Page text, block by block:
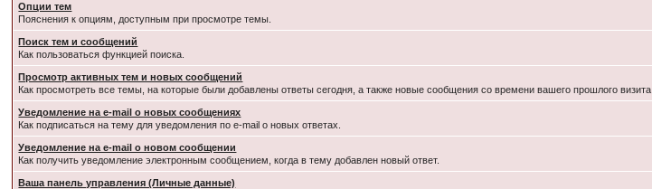
Опции тем
Пояснения к опциям, доступным при просмотре темы.
Поиск тем и сообщений
Как пользоваться функцией поиска.
Просмотр активных тем и новых сообщений
Как просмотреть все темы, на которые были добавлены ответы сегодня, а также новые сообщения со времени вашего прошлого визита.
Уведомление на e-mail о новых сообщениях
Как подписаться на тему для уведомления по e-mail о новых ответах.
Уведомление на е-mail о новом сообщении
Как получить уведомление электронным сообщением, когда в тему добавлен новый ответ.
Ваша панель управления (Личные данные)